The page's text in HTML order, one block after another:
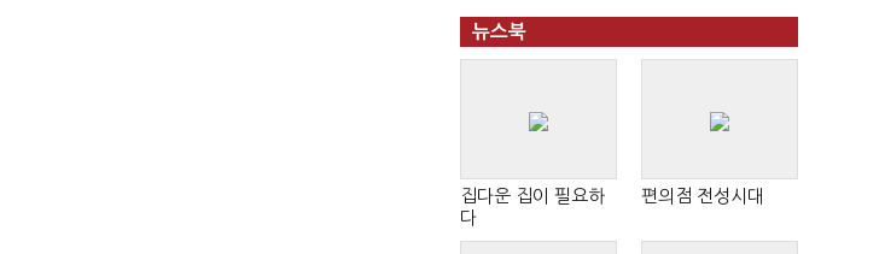
뉴스북
집다운 집이 필요하
다
편의점 전성시대